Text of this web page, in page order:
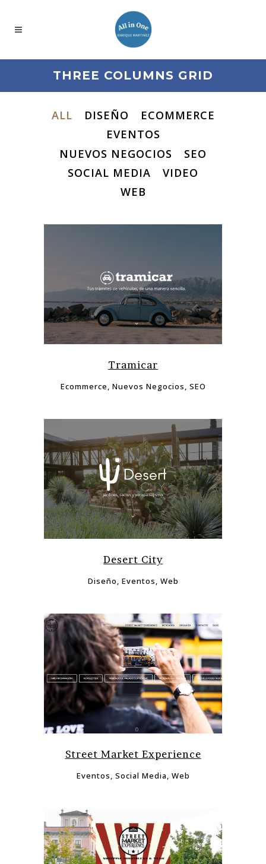
THREE COLUMNS GRID
ALL DISEÑO
ECOMMERCE
EVENTOS
NUEVOS NEGOCIOS
SEO
SOCIAL MEDIA
VIDEO
WEB
Tramicar
Ecommerce, Nuevos Negocios, SEO
Desert City
Diseño, Eventos, Web
Street Market Experience
Eventos, Social Media, Web